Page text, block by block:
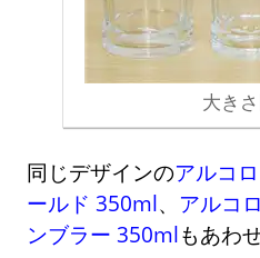
大き
同じデザインのアルコ
ールド 350ml、 アルコ
ンブラー 350mlもあわ